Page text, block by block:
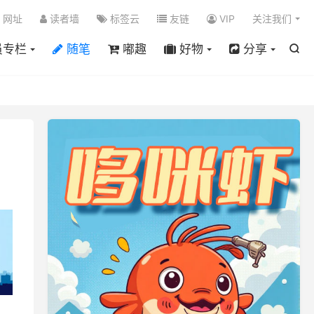

栏 随笔 嘟趣 好物 分享
网址 读者墙 标签云 友链 VIP 关注我们